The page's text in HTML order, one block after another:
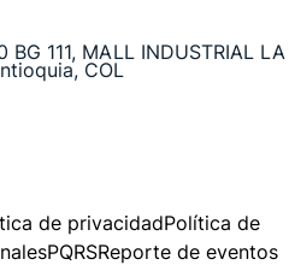
BG 111, MALL INDUSTRIAL LA
COL
de privacidadPolítica de
PQRSReporte de eventos